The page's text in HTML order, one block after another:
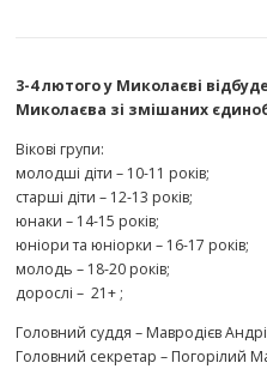
3-4 лютого у Миколаєві
Миколаєва зі змішаних
Вікові групи:
молодші діти – 10-11 років;
старші діти – 12-13 років;
юнаки – 14-15 років;
юніори та юніорки – 16-17 років;
молодь – 18-20 років;
дорослі – 21+ ;
Головний суддя – Мавродієв
Головний секретар – Погорілий